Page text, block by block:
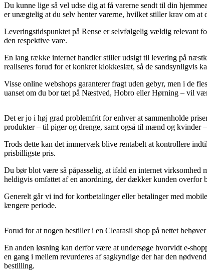
Du kunne lige så vel udse dig at få varerne sendt til din
er unægtelig at du selv henter varerne, hvilket stiller krav om at
Leveringstidspunktet på Rense er selvfølgelig vældig relevant
den respektive vare.
En lang række internet handler stiller udsigt til levering på
realiseres forud for et konkret klokkeslæt, så de sandsynligvis
Visse online webshops garanterer fragt uden gebyr, men i de
uanset om du bor tæt på Næstved, Hobro eller Hørning – vil
Det er jo i høj grad problemfrit for enhver at sammenholde
produkter – til piger og drenge, samt også til mænd og kvinder
Trods dette kan det immervæk blive rentabelt at kontrollere
prisbilligste pris.
Du bør blot være så påpasselig, at ifald en internet
heldigvis omfattet af en anordning, der dækker kunden overfor
Generelt går vi ind for kortbetalinger eller betalinger med
længere periode.
Forud for at nogen bestiller i en Clearasil shop på nettet
En anden løsning kan derfor være at undersøge hvorvidt e-
en gang i mellem revurderes af sagkyndige der har den
bestilling.